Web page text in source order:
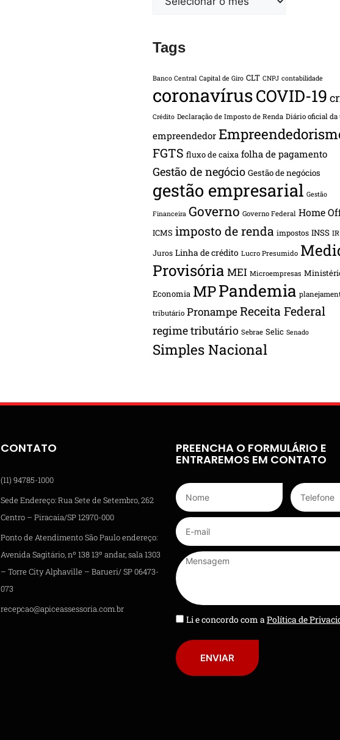
Tags
Banco Central Capital de Giro CLT CNPJ contabilidade
coronavírusCOVID-19
Crédito Declaração de Imposto de Renda Diário oficial da
empreendedor
FGTS fluxo de caixa folha de pagamento
Gestão de negócio Gestão de negócios
gestão empresarial Gestão
Financeira Governo Governo Federal Home
ICMS imposto de renda impostos INSS IR
Juros Linha de crédito Lucro Presumido
Provisória MEI Microempresas
Economia MPPandemia
tributário PronampeReceita Federal
regime tributário Sebrae Selic Senado
Simples Nacional
CONTATO
(11) 94785-1000
Sede Endereço: Rua Sete de Setembro, 262
Centro – Piracaia/SP 12970-000
Ponto de Atendimento São Paulo endereço:
Avenida Sagitário, nº 138 13º andar, sala 1303
– Torre City Alphaville – Barueri/ SP 06473-
073
recepcao@apiceassessoria.com.br
PREENCHA O FORMULÁRIO E
ENTRAREMOS EM CONTATO
Li e concordo com aPolítica de
ENVIAR